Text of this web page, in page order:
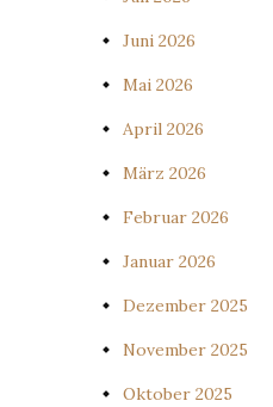
Juni 2026
Mai 2026
April 2026
März 2026
Februar 2026
Januar 2026
Dezember 2025
November 2025
Oktober 2025